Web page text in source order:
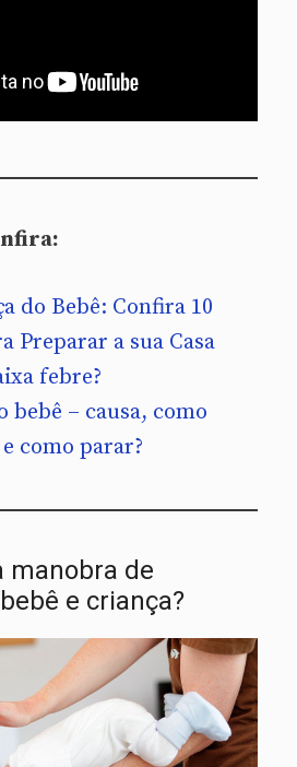
do Bebê: Confira 10
Preparar a sua Casa
febre?
bebê – causa, como
como parar?
manobra de
e criança?